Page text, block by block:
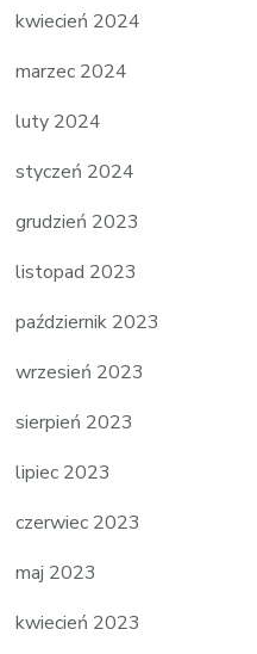
kwiecień 2024
marzec 2024
luty 2024
styczeń 2024
grudzień 2023
listopad 2023
październik 2023
wrzesień 2023
sierpień 2023
lipiec 2023
czerwiec 2023
maj 2023
kwiecień 2023